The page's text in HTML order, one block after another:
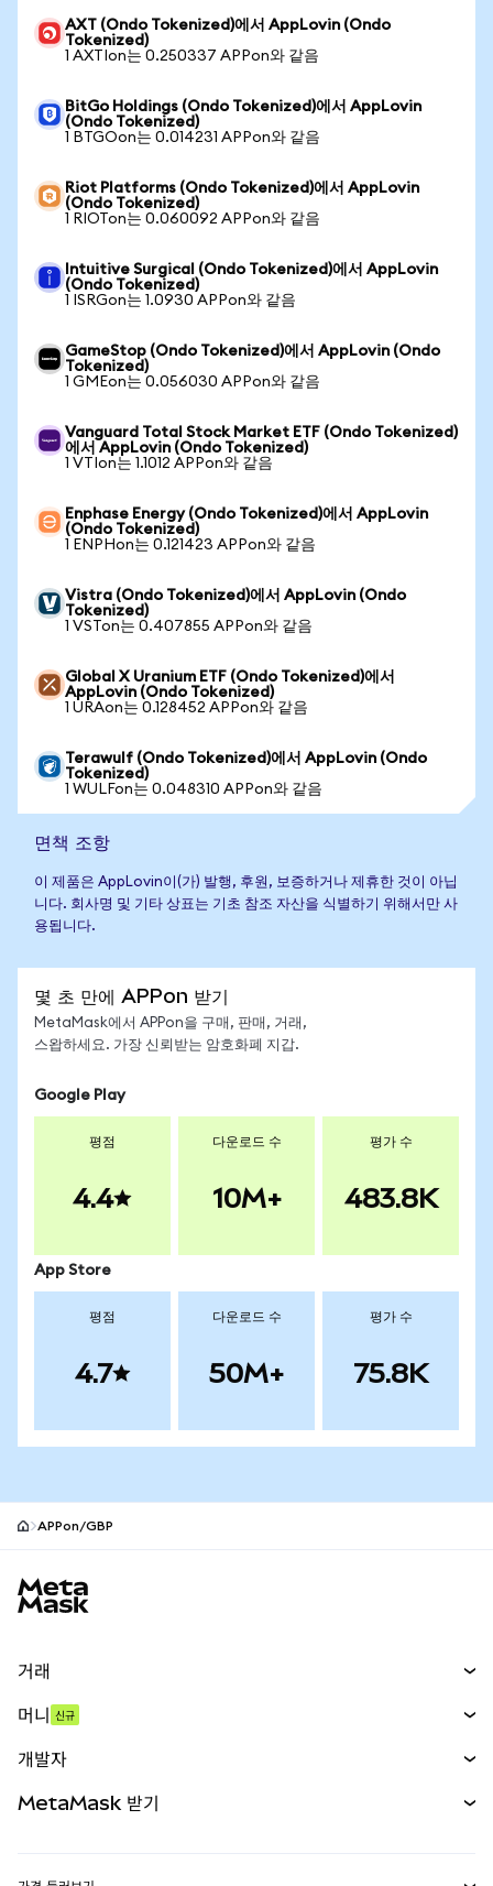
AXT (Ondo Tokenized)에서 AppLovin (Ondo
Tokenized)
1 AXTIon는 0.250337 APPon와 같음
BitGo Holdings (Ondo Tokenized)에서 AppLovin
(Ondo Tokenized)
1 BTGOon는 0.014231 APPon와 같음
Riot Platforms (Ondo Tokenized)에서 AppLovin
(Ondo Tokenized)
1 RIOTon는 0.060092 APPon와 같음
Intuitive Surgical (Ondo Tokenized)에서 AppLovin
(Ondo Tokenized)
1 ISRGon는 1.0930 APPon와 같음
GameStop (Ondo Tokenized)에서 AppLovin (Ondo
Tokenized)
1 GMEon는 0.056030 APPon와 같음
Vanguard Total Stock Market ETF (Ondo Tokenized)
에서 AppLovin (Ondo Tokenized)
1 VTIon는 1.1012 APPon와 같음
Enphase Energy (Ondo Tokenized)에서 AppLovin
(Ondo Tokenized)
1 ENPHon는 0.121423 APPon와 같음
Vistra (Ondo Tokenized)에서 AppLovin (Ondo
Tokenized)
1 VSTon는 0.407855 APPon와 같음
Global X Uranium ETF (Ondo Tokenized)에서
AppLovin (Ondo Tokenized)
1 URAon는 0.128452 APPon와 같음
Terawulf (Ondo Tokenized)에서 AppLovin (Ondo
Tokenized)
1 WULFon는 0.048310 APPon와 같음
면책 조항
이 제품은 AppLovin이(가) 발행, 후원, 보증하거나 제휴한 것이 아닙
니다. 회사명 및 기타 상표는 기초 참조 자산을 식별하기 위해서만 사
용됩니다.
몇 초 만에 APPon 받기
MetaMask에서 APPon을 구매, 판매, 거래,
스왑하세요. 가장 신뢰받는 암호화폐 지갑.
Google Play
평점
4.4
다운로드 수
10M+
평가 수
483.8K
App Store
평점
4.7
다운로드 수
50M+
평가 수
75.8K
APPon/GBP
거래
무기한 선물
실물자산
머니 신규
개발자
MetaMask 받기